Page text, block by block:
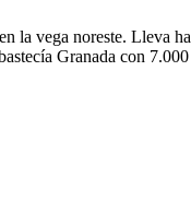
la vega noreste. Lleva
Granada con